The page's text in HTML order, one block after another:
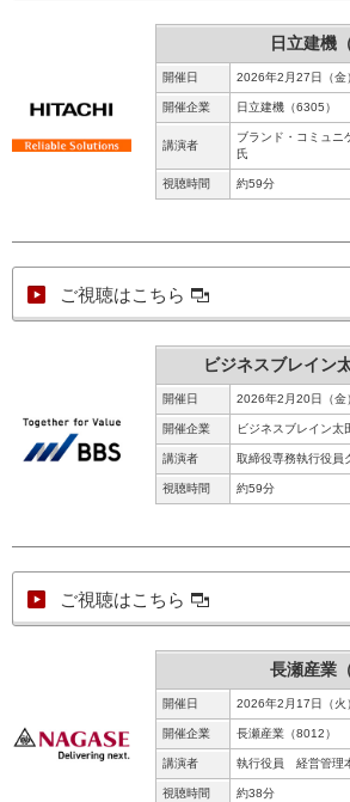
日立建機
開催日 2026年2月27日（
開催企業 日立建機（6305）
講演者
ブランド・コミュ
氏
視聴時間 約59分
ご視聴はこちら
ビジネスブレイン
開催日 2026年2月20日（
開催企業 ビジネスブレイン太
講演者 取締役専務執行役員
視聴時間 約59分
ご視聴はこちら
長瀬産業
開催日 2026年2月17日（
開催企業 長瀬産業（8012）
講演者 執行役員 経営管
視聴時間 約38分